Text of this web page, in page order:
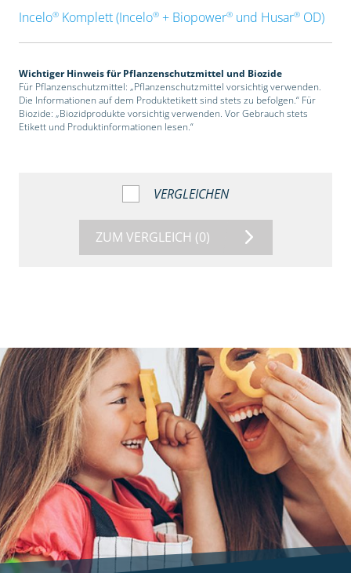
Incelo®Komplett (Incelo®+ Biopower®und Husar®OD)
Wichtiger Hinweis für Pflanzenschutzmittel und Biozide
Für Pflanzenschutzmittel: „Pflanzenschutzmittel vorsichtig verwenden.
Die Informationen auf dem Produktetikett sind stets zu befolgen.“ Für
Biozide: „Biozidprodukte vorsichtig verwenden. Vor Gebrauch stets
Etikett und Produktinformationen lesen.“
VERGLEICHEN
ZUM VERGLEICH (0)